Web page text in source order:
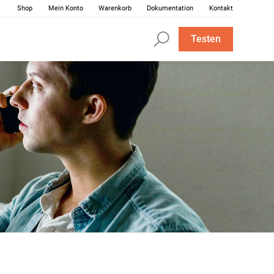
Shop Mein Konto Warenkorb Dokumentation Kontakt
Testen